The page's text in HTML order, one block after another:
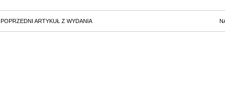
POPRZEDNI ARTYKUŁ Z WYDANIA